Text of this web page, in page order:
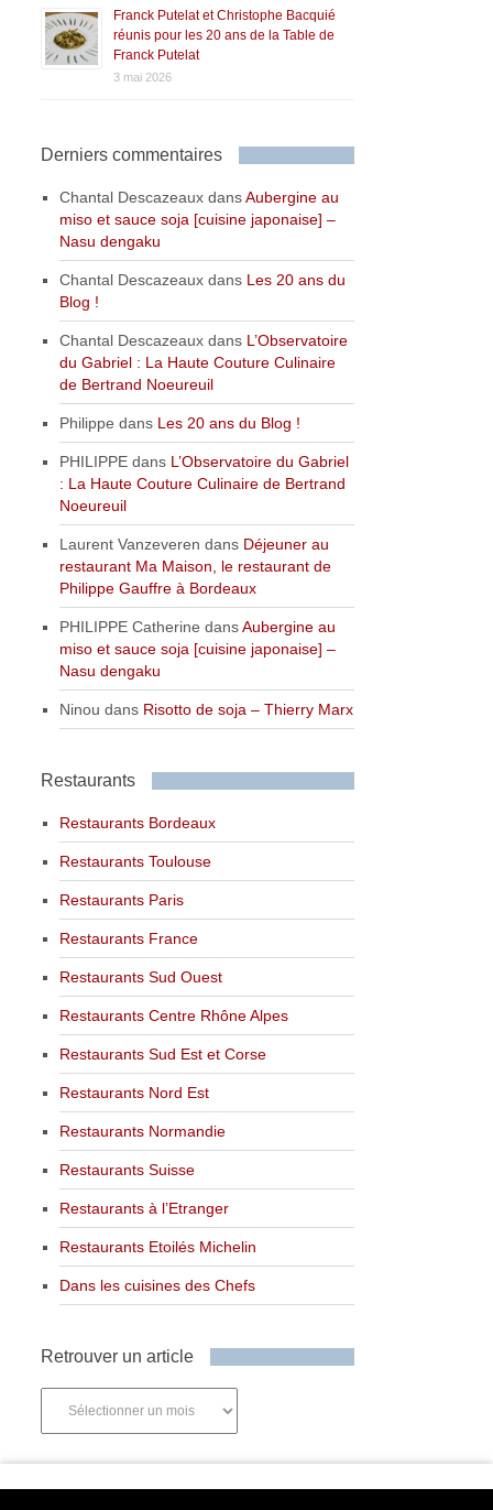
Franck Putelat et Christophe Bacquié
réunis pour les 20 ans de la Table de
Franck Putelat
3 mai 2026
Derniers commentaires
Chantal Descazeaux dansAubergine au
miso et sauce soja [cuisine japonaise] –
Nasu dengaku
Chantal Descazeaux dans Les 20 ans du
Blog !
Chantal Descazeaux dans L’Observatoire
du Gabriel : La Haute Couture Culinaire
de Bertrand Noeureuil
Philippe dans Les 20 ans du Blog !
PHILIPPE dans L’Observatoire du Gabriel
: La Haute Couture Culinaire de Bertrand
Noeureuil
Laurent Vanzeveren dans Déjeuner au
restaurant Ma Maison, le restaurant de
Philippe Gauffre à Bordeaux
PHILIPPE Catherine dansAubergine au
miso et sauce soja [cuisine japonaise] –
Nasu dengaku
Ninou dans Risotto de soja – Thierry Marx
Restaurants
Restaurants Bordeaux
Restaurants Toulouse
Restaurants Paris
Restaurants France
Restaurants Sud Ouest
Restaurants Centre Rhône Alpes
Restaurants Sud Est et Corse
Restaurants Nord Est
Restaurants Normandie
Restaurants Suisse
Restaurants à l’Etranger
Restaurants Etoilés Michelin
Dans les cuisines des Chefs
Retrouver un article